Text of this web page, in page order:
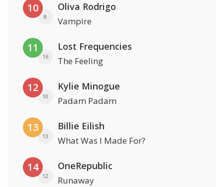
10
8
Oliva Rodrigo
Vampire
11
16
Lost Frequencies
The Feeling
12
10
Kylie Minogue
Padam Padam
13
13
Billie Eilish
What Was I Made For?
14
12
OneRepublic
Runaway